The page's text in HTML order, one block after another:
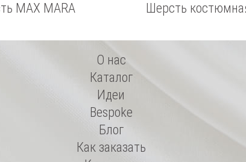
MAX MARA Шерсть
О нас
Каталог
Идеи
Bespoke
Блог
Как заказать